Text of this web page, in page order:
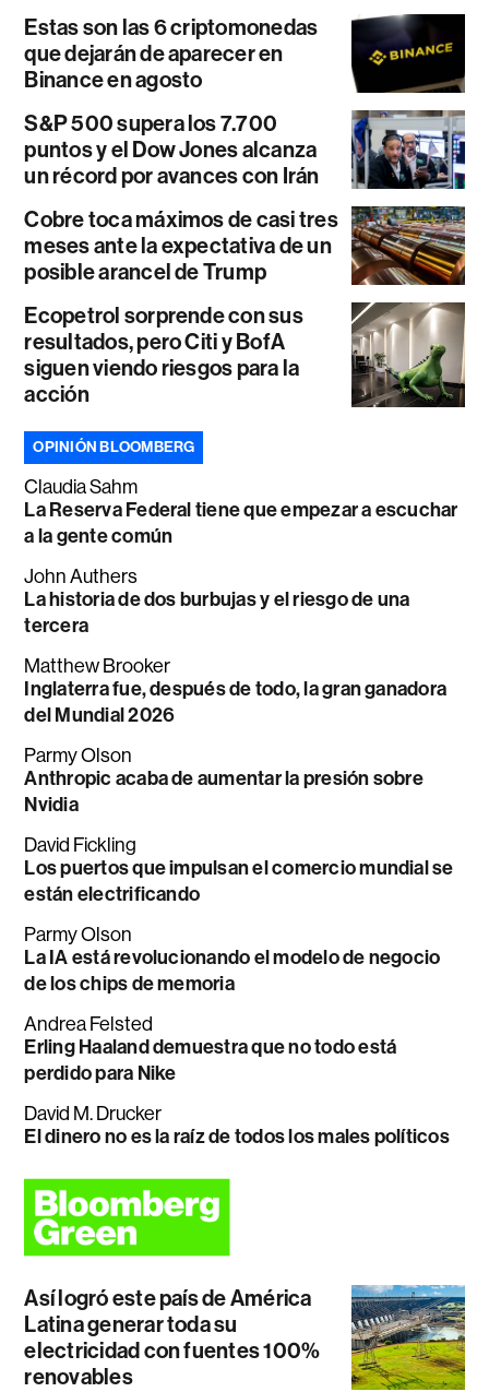
Estas son las 6 criptomonedas
que dejarán de aparecer en
Binance en agosto
S&P 500 supera los 7.700
puntos y el Dow Jones alcanza
un récord por avances con Irán
Cobre toca máximos de casi tres
meses ante la expectativa de un
posible arancel de Trump
Ecopetrol sorprende con sus
resultados, pero Citi y BofA
siguen viendo riesgos para la
acción
OPINIÓN BLOOMBERG
Claudia Sahm
La Reserva Federal tiene que empezar a escuchar
a la gente común
John Authers
La historia de dos burbujas y el riesgo de una
tercera
Matthew Brooker
Inglaterra fue, después de todo, la gran ganadora
del Mundial 2026
Parmy Olson
Anthropic acaba de aumentar la presión sobre
Nvidia
David Fickling
Los puertos que impulsan el comercio mundial se
están electrificando
Parmy Olson
La IA está revolucionando el modelo de negocio
de los chips de memoria
Andrea Felsted
Erling Haaland demuestra que no todo está
perdido para Nike
David M. Drucker
El dinero no es la raíz de todos los males políticos
Así logró este país de América
Latina generar toda su
electricidad con fuentes 100%
renovables